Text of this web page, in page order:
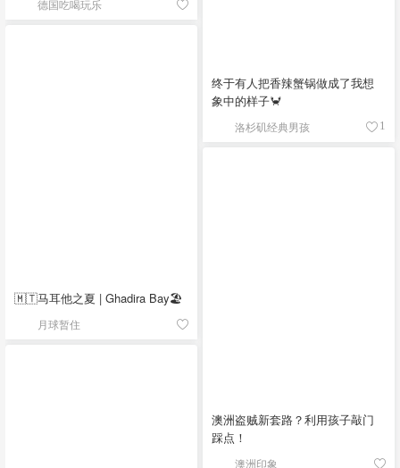
德国吃喝玩乐
终于有人把香辣蟹锅做成了我想
象中的样子🦀
洛杉矶经典男孩 1
🇲🇹马耳他之夏 | Ghadira Bay🏖️
月球暂住
澳洲盗贼新套路？利用孩子敲门
踩点！
澳洲印象